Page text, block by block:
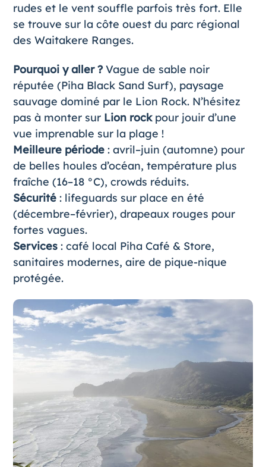
rudes et le vent souffle parfois très fort. Elle
se trouve sur la côte ouest du parc régional
des Waitakere Ranges.
Pourquoi y aller ?Vague de sable noir
réputée (Piha Black Sand Surf), paysage
sauvage dominé par le Lion Rock. N’hésitez
pas à monter sur Lion rockpour jouir d’une
vue imprenable sur la plage !
Meilleure période: avril–juin (automne) pour
de belles houles d’océan, température plus
fraîche (16–18 °C), crowds réduits.
Sécurité: lifeguards sur place en été
(décembre–février), drapeaux rouges pour
fortes vagues.
Services: café local Piha Café & Store,
sanitaires modernes, aire de pique-nique
protégée.